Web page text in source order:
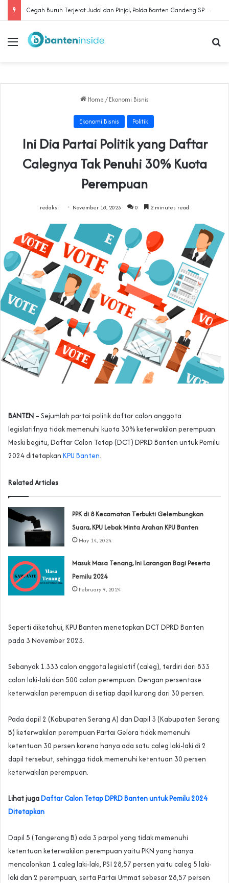
Cegah Buruh Terjerat Judol dan Pinjol, Polda Banten Gandeng SPSI Perkuat Literasi Digital
Menu
Home / Ekonomi Bisnis
Ekonomi Bisnis Politik
Ini Dia Partai Politik yang Daftar
Calegnya Tak Penuhi 30% Kuota
Perempuan
redaksi November 18, 2023 0 2 minutes read
BANTEN – Sejumlah partai politik daftar calon anggota
legislatifnya tidak memenuhi kuota 30% keterwakilan perempuan.
Meski begitu, Daftar Calon Tetap (DCT) DPRD Banten untuk Pemilu
2024 ditetapkan KPU Banten.
Related Articles
PPK di 8 Kecamatan Terbukti Gelembungkan
Suara, KPU Lebak Minta Arahan KPU Banten
May 14, 2024
Masuk Masa Tenang, Ini Larangan Bagi Peserta
Pemilu 2024
February 9, 2024
Seperti diketahui, KPU Banten menetapkan DCT DPRD Banten
pada 3 November 2023.
Sebanyak 1.333 calon anggota legislatif (caleg), terdiri dari 833
calon laki-laki dan 500 calon perempuan. Dengan persentase
keterwakilan perempuan di setiap dapil kurang dari 30 persen.
Pada dapil 2 (Kabupaten Serang A) dan Dapil 3 (Kabupaten Serang
B) keterwakilan perempuan Partai Gelora tidak memenuhi
ketentuan 30 persen karena hanya ada satu caleg laki-laki di 2
dapil tersebut, sehingga tidak memenuhi ketentuan 30 persen
keterwakilan perempuan.
Lihat jugaDaftar Calon Tetap DPRD Banten untuk Pemilu 2024
Ditetapkan
Dapil 5 (Tangerang B) ada 3 parpol yang tidak memenuhi
ketentuan keterwakilan perempuan yaitu PKN yang hanya
mencalonkan 1 caleg laki-laki, PSI 28,57 persen yaitu caleg 5 laki-
laki dan 2 perempuan, serta Partai Ummat sebesar 28,57 persen